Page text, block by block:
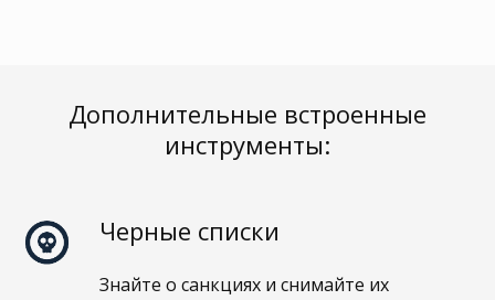
Дополнительные встроенные
инструменты:
Черные списки
Знайте о санкциях и снимайте их